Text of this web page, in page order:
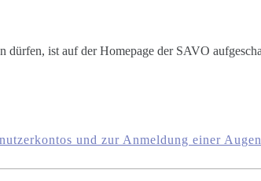
dürfen, ist auf der Homepage der SAVO
und zur Anmeldung einer